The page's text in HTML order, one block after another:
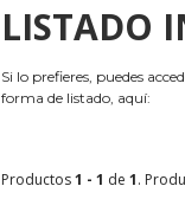
LISTADO
Si lo prefieres, puedes
forma de listado, aquí:
Productos1 - 1 de 1.